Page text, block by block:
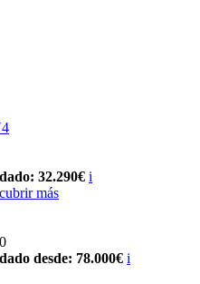
32.290€ i
más
desde: 78.000€ i